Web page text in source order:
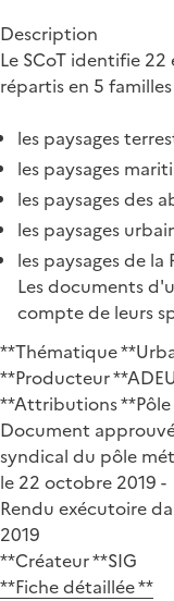
Description
Le SCoT identifie 22
répartis en 5 familles
les paysages
les paysages
les paysages des
les paysages
les paysages de la
Les documents
compte de leurs
**Thématique
**Producteur
**Attributions
Document
syndical du pôle
le 22 octobre 2019 -
Rendu exécutoire
2019
**Créateur **SIG
**Fiche détaillée **